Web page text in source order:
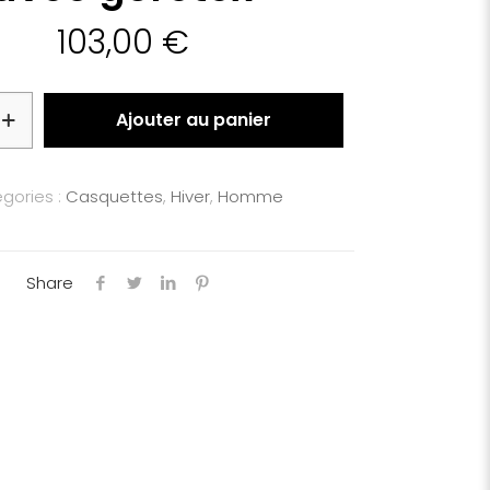
103,00 €
Ajouter au panier
: Casquettes, Hiver, Homme
Share